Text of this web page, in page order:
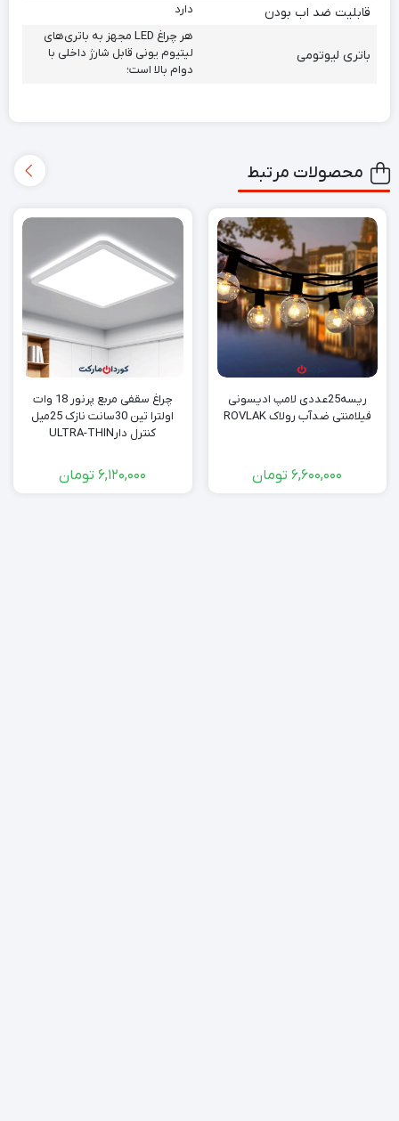
قابلیت ضد اب بودن دارد
باتری لیوتومی
هر چراغ LED مجهز به باتری‌های
لیتیوم یونی قابل شارژ داخلی با
دوام بالا است؛
محصولات مرتبط
ریسە25عددی لامپ ادیسونی
فیلامنتی ضدآب رولاک ROVLAK
6,600,000 تومان
چراغ سقفی مربع پرنور 18 وات
اولترا تین 30سانت نازک 25میل
کنترل دارULTRA-THIN
6,120,000 تومان